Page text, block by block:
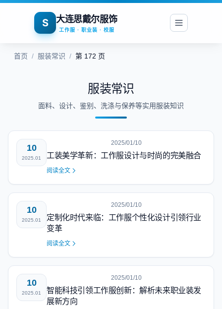
S 大连思戴尔服饰
工作服 · 职业装 · 校服
首页 / 服装常识 / 第 172 页
服装常识
面料、设计、鉴别、洗涤与保养等实用服装知识
10
2025.01
2025/01/10
工装美学革新：工作服设计与时尚的完美融合
阅读全文
10
2025.01
2025/01/10
定制化时代来临：工作服个性化设计引领行业
变革
阅读全文
10
2025.01
2025/01/10
智能科技引领工作服创新：解析未来职业装发
展新方向